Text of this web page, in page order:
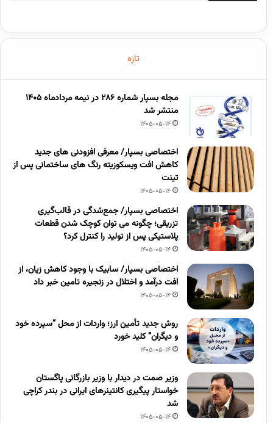
تازه
مجله بسپار شماره 286 در نیمه مردادماه 1405
منتشر شد
1405-05-14
اختصاصی بسپار/ معرفی افزودنی های جدید
کاهش افت ویسکوزیته رنگ های ساختمانی پس از
تینت
1405-05-14
اختصاصی بسپار/ جمع‌شدگی در قالب‌گیری
تزریقی؛ چگونه می توان کوچک شدن قطعات
پلاستیکی پس از تولید را کنترل کرد؟
1405-05-14
اختصاصی بسپار/ سابیک با وجود کاهش زیان، از
افت درآمد و اختلال در زنجیره تامین خبر داد
1405-05-14
روش جدید تأمین ارز؛ واردات از محل “سپرده خود
و دیگران” کلید خورد
1405-05-14
وزیر صمت در دیدار با وزیر بازرگانی پاگستان
خواستار پیگیری کانتینرهای ایرانی در بندر کراچی
شد
1405-05-14